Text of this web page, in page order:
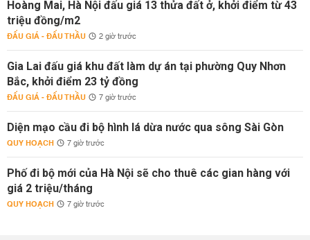
Hoàng Mai, Hà Nội đấu giá 13 thửa đất ở, khởi điểm từ 43
triệu đồng/m2
ĐẤU GIÁ - ĐẤU THẦU 2 giờ trước
Gia Lai đấu giá khu đất làm dự án tại phường Quy Nhơn
Bắc, khởi điểm 23 tỷ đồng
ĐẤU GIÁ - ĐẤU THẦU 7 giờ trước
Diện mạo cầu đi bộ hình lá dừa nước qua sông Sài Gòn
QUY HOẠCH 7 giờ trước
Phố đi bộ mới của Hà Nội sẽ cho thuê các gian hàng với
giá 2 triệu/tháng
QUY HOẠCH 7 giờ trước